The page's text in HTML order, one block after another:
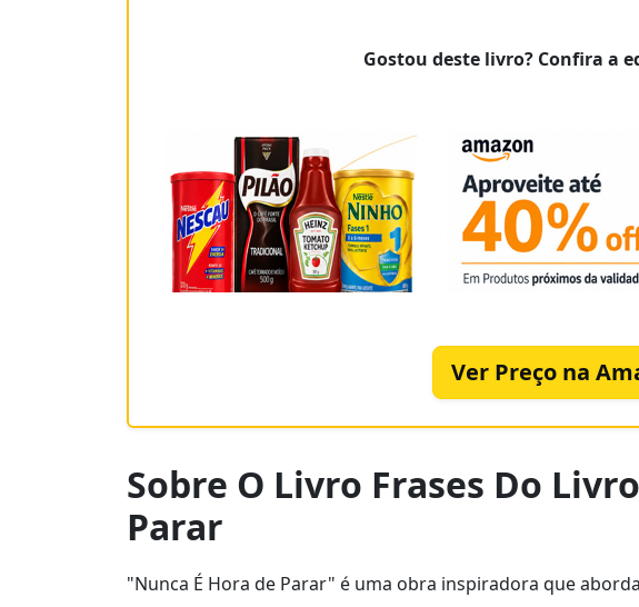
Gostou deste livro? Confira a
Ver Preço na
Sobre O Livro Frases Do
Parar
"Nunca É Hora de Parar" é uma obra inspiradora que